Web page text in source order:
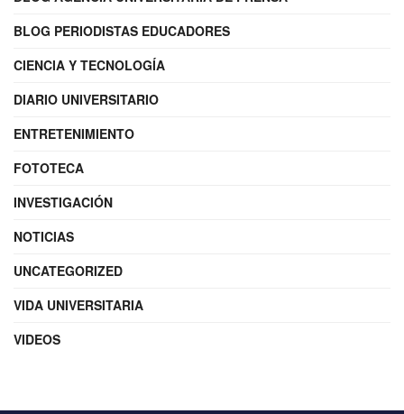
BLOG PERIODISTAS EDUCADORES
CIENCIA Y TECNOLOGÍA
DIARIO UNIVERSITARIO
ENTRETENIMIENTO
FOTOTECA
INVESTIGACIÓN
NOTICIAS
UNCATEGORIZED
VIDA UNIVERSITARIA
VIDEOS